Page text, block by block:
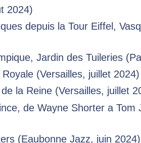
2024)
depuis la Tour Eiffel,
Jardin des Tuileries
(Versailles, juillet 2024)
la Reine (Versailles, juillet
de Wayne Shorter a Tom
(Eaubonne Jazz, juin 2024)